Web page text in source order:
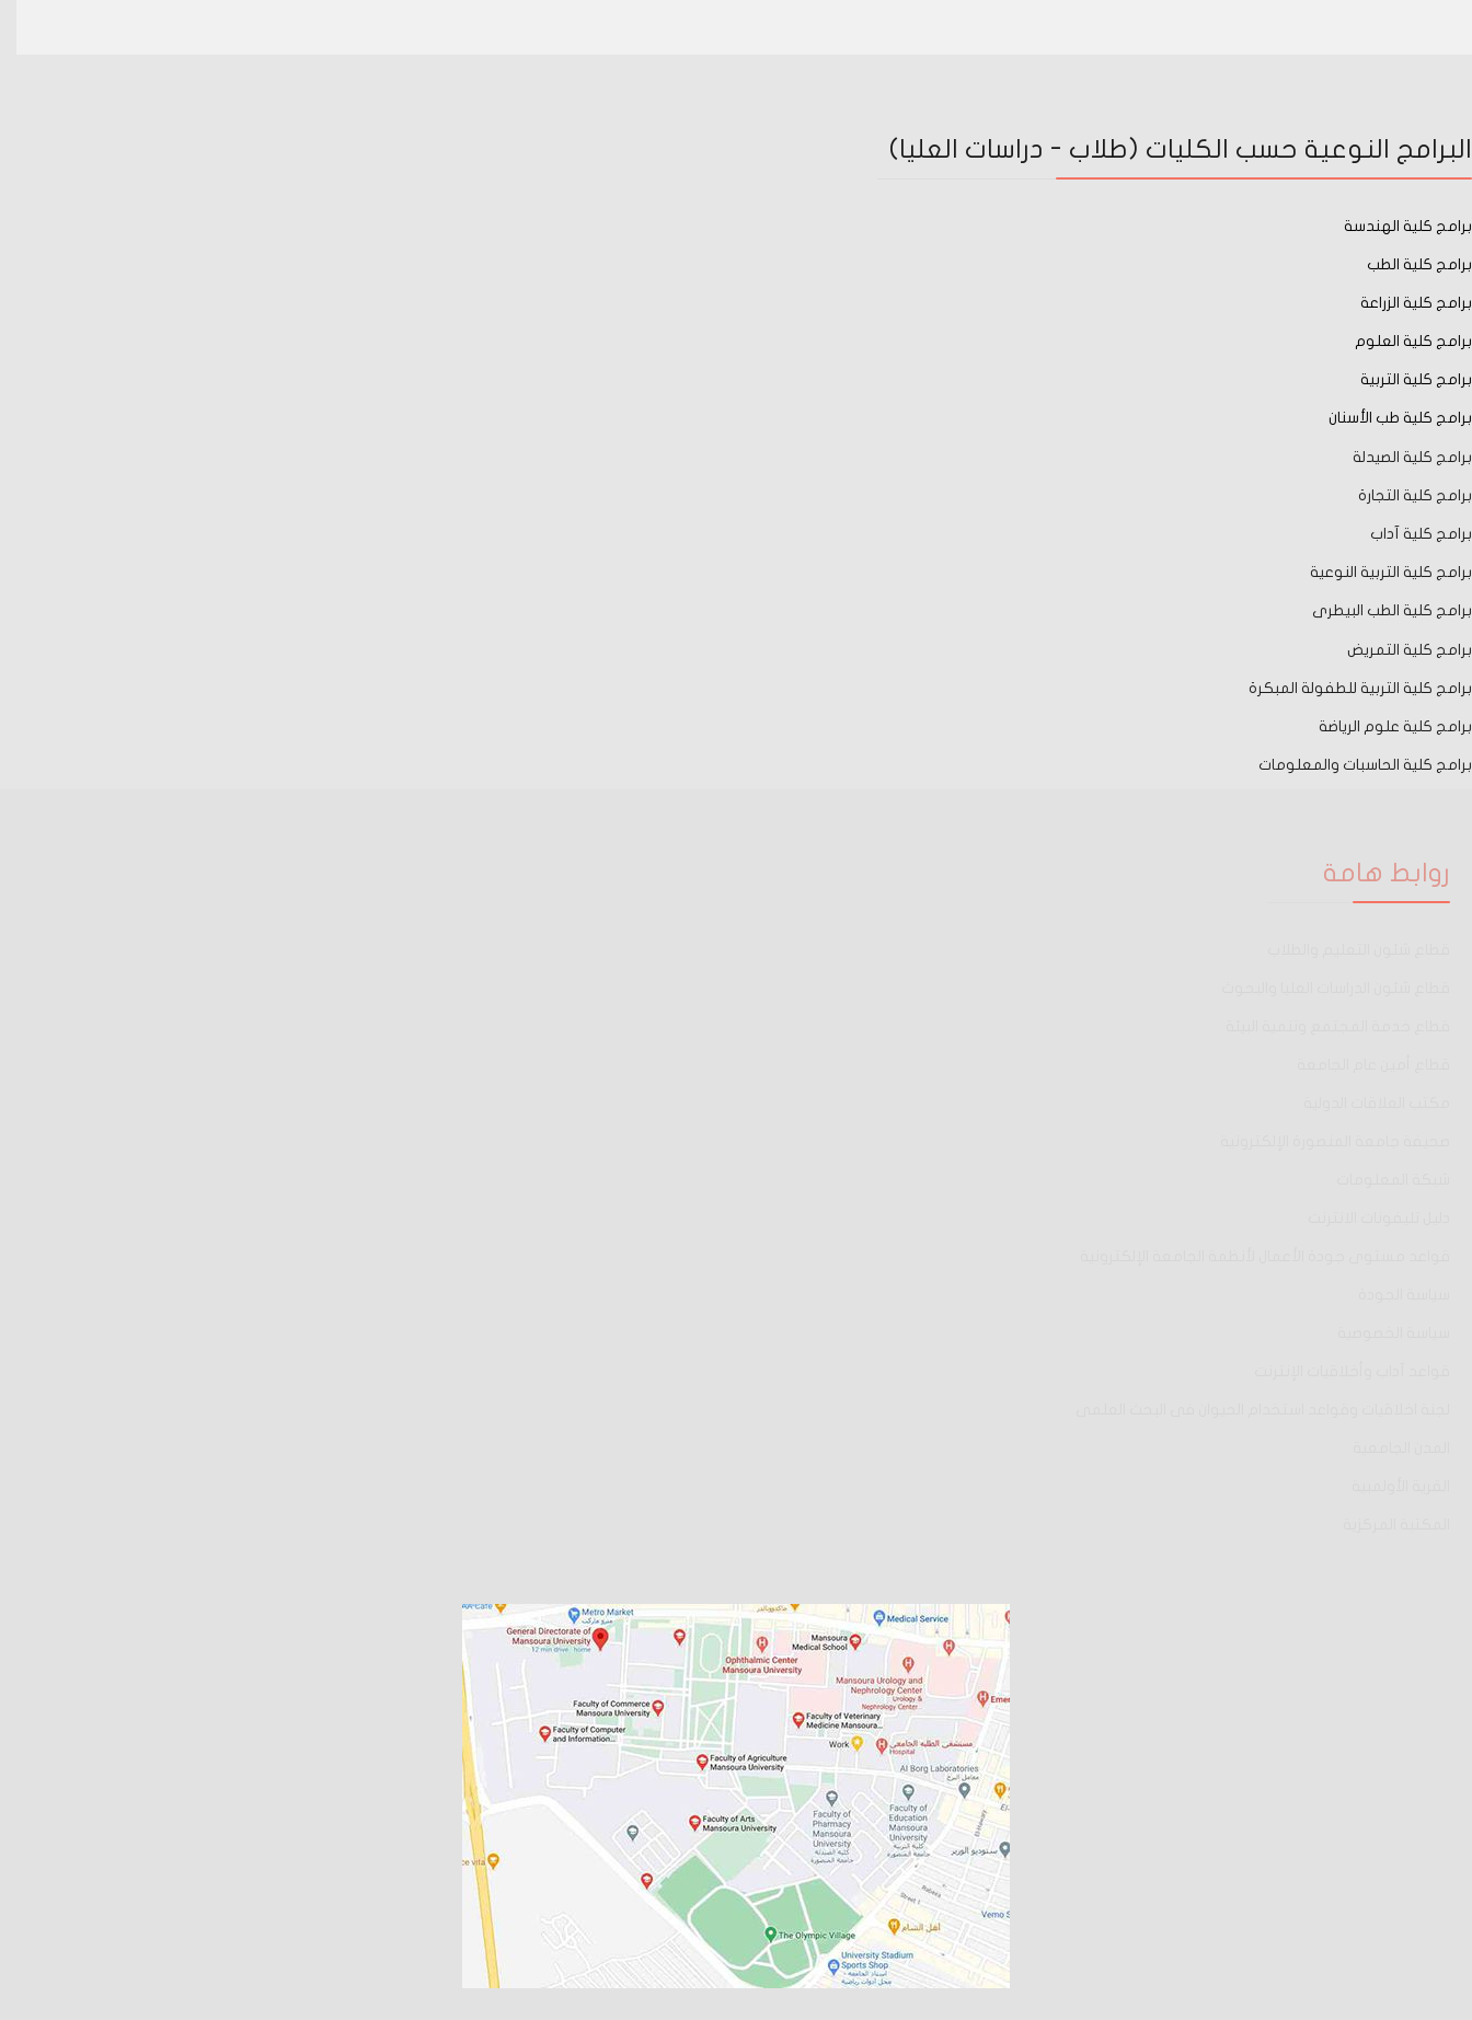
البرامج النوعية حسب الكليات (طلاب - دراسات العليا)
برامج كلية الهندسة
برامج كلية الطب
برامج كلية الزراعة
برامج كلية العلوم
برامج كلية التربية
برامج كلية طب الأسنان
برامج كلية الصيدلة
برامج كلية التجارة
برامج كلية آداب
برامج كلية التربية النوعية
برامج كلية الطب البيطرى
برامج كلية التمريض
برامج كلية التربية للطفولة المبكرة
برامج كلية علوم الرياضة
برامج كلية الحاسبات والمعلومات
روابط هامة